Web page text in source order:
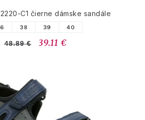
C1 čierne dámske sandále
38 39 40
48.89 € 39.11 €